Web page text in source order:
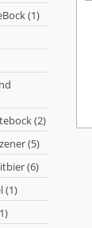
(1)
(2)
(5)
(6)
(1)